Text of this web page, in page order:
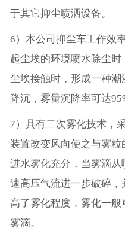
于其它抑尘喷洒设备。
6）本公司抑尘车工作效
起尘埃的环境喷水除尘
尘埃接触时，形成一种潮
降沉，雾量沉降率可达
7）具有二次雾化技术，
装置改变风向使之与雾
进水雾化充分，当雾滴
速高压气流进一步破碎
高了雾化程度，雾化一般
雾滴。